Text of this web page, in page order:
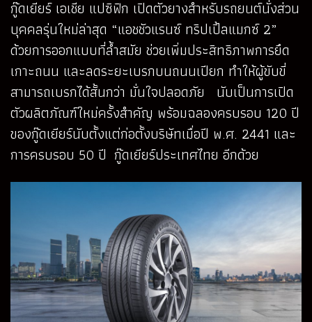
กู๊ดเยียร์ เอเชีย แปซิฟิก เปิดตัวยางสำหรับรถยนต์นั่งส่วน
บุคคลรุ่นใหม่ล่าสุด “แอชชัวแรนซ์ ทริปเปิ้ลแมกซ์ 2”
ด้วยการออกแบบที่ล้ำสมัย ช่วยเพิ่มประสิทธิภาพการยึด
เกาะถนน และลดระยะเบรกบนถนนเปียก ทำให้ผู้ขับขี่
สามารถเบรกได้สั้นกว่า มั่นใจปลอดภัย นับเป็นการเปิด
ตัวผลิตภัณฑ์ใหม่ครั้งสำคัญ พร้อมฉลองครบรอบ 120 ปี
ของกู๊ดเยียร์นับตั้งแต่ก่อตั้งบริษัทเมื่อปี พ.ศ. 2441 และ
การครบรอบ 50 ปี กู๊ดเยียร์ประเทศไทย อีกด้วย